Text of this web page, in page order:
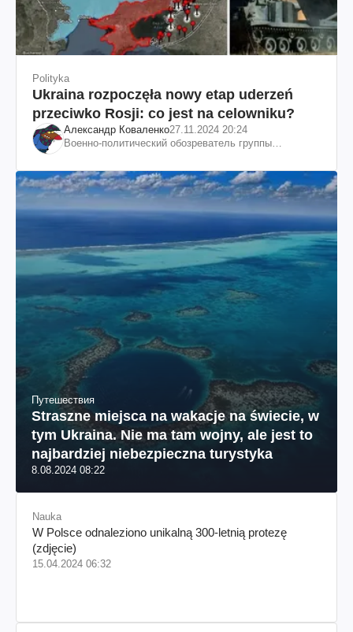
Polityka
Ukraina rozpoczęła nowy etap uderzeń
przeciwko Rosji: co jest na celowniku?
Александр Коваленко27.11.2024 20:24
Военно-политический обозреватель группы
Путешествия
Straszne miejsca na wakacje na świecie, w
tym Ukraina. Nie ma tam wojny, ale jest to
najbardziej niebezpieczna turystyka
8.08.2024 08:22
Nauka
W Polsce odnaleziono unikalną 300-letnią protezę
(zdjęcie)
15.04.2024 06:32